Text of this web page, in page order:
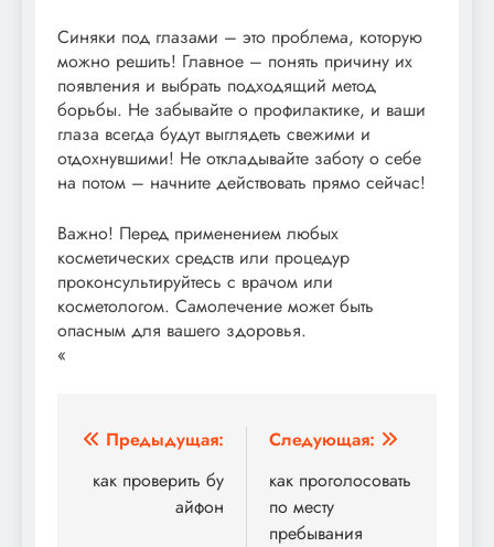
Синяки под глазами – это проблема, которую
можно решить! Главное – понять причину их
появления и выбрать подходящий метод
борьбы. Не забывайте о профилактике, и ваши
глаза всегда будут выглядеть свежими и
отдохнувшими! Не откладывайте заботу о себе
на потом – начните действовать прямо сейчас!
Важно! Перед применением любых
косметических средств или процедур
проконсультируйтесь с врачом или
косметологом. Самолечение может быть
опасным для вашего здоровья.
«
Навигация
по
записям
Предыдущая:
как проверить бу
айфон
Следующая:
как проголосовать
по месту
пребывания